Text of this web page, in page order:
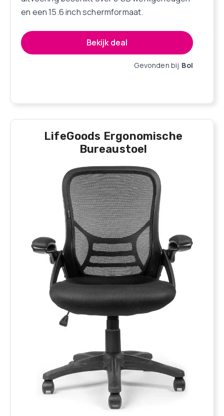
en een 15.6 inch schermformaat.
Bekijk deal
Gevonden bij Bol
LifeGoods Ergonomische
Bureaustoel